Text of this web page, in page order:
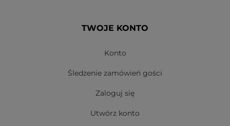
TWOJE KONTO
Konto
Śledzenie zamówień gości
Zaloguj się
Utwórz konto